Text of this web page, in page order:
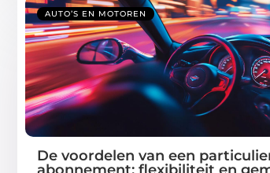
AUTO’S EN MOTOREN
De voordelen van een